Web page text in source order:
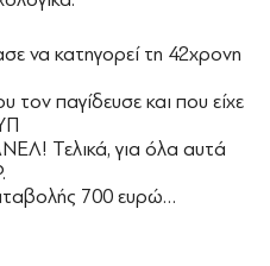
να κατηγορεί τη 42χρονη
τον παγίδευσε και που είχε
Τελικά, για όλα αυτά
700 ευρώ…